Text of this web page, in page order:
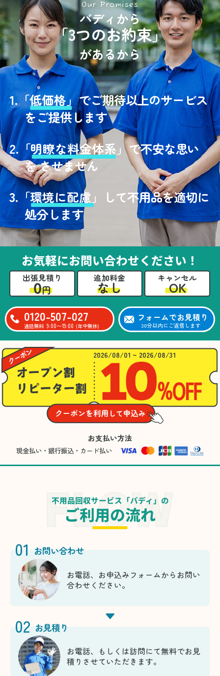
Our Promises
バディから
「3つのお約束」
があるから
1.「低価格」でご期待以上のサービス
をご提供します
2.「明瞭な料金体系」で不安な思い
を させません
3. 「環境に配慮」
して不用品を適切に
処分します
お気軽にお問い合わせください！
出張見積り
0円
追加料金
なし
キャンセル
OK
0120-507-027
通話無料 9:00〜19:00 (年中無休)
フォームでお見積り
30分以内にご返信します
2026/08/01 ~ 2026/08/31
お支払い方法
現金払い・銀行振込・カード払い
不用品回収サービス「バディ」の
ご利用の流れ
01 お問い合わせ
お電話、お申込みフォームからお問い
合わせください。
02 お見積り
お電話、もしくは訪問にて無料でお見
積りさせていただきます。